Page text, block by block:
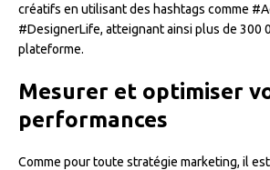
créatifs en utilisant des hashtags comme
#DesignerLife, atteignant ainsi plus de 300
plateforme.
Mesurer et optimiser
performances
Comme pour toute stratégie marketing, il